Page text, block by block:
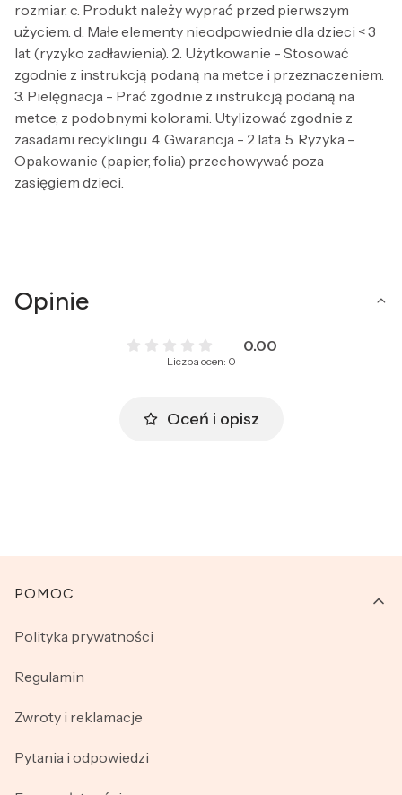
rozmiar. c. Produkt należy wyprać przed pierwszym
użyciem. d. Małe elementy nieodpowiednie dla dzieci < 3
lat (ryzyko zadławienia). 2. Użytkowanie - Stosować
zgodnie z instrukcją podaną na metce i przeznaczeniem.
3. Pielęgnacja - Prać zgodnie z instrukcją podaną na
metce, z podobnymi kolorami. Utylizować zgodnie z
zasadami recyklingu. 4. Gwarancja - 2 lata. 5. Ryzyka -
Opakowanie (papier, folia) przechowywać poza
zasięgiem dzieci.
Opinie
0.00
Liczba ocen: 0
Oceń i opisz
Linki w stopce
POMOC
Polityka prywatności
Regulamin
Zwroty i reklamacje
Pytania i odpowiedzi